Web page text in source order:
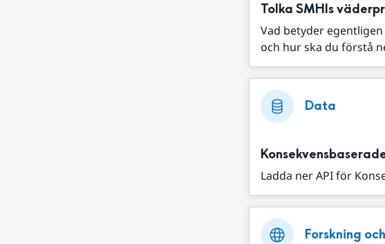
Tolka SMHIs
Vad betyder
och hur ska du förstå
Data
Ladda ner API för
Forskning